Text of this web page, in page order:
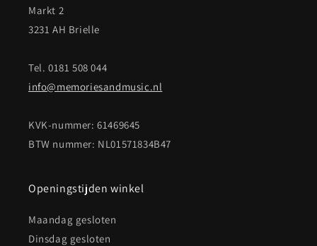
Markt 2
3231 AH Brielle
Tel. 0181 508 044
info@memoriesandmusic.nl
KVK-nummer: 61469645
BTW nummer: NL01571834B47
Openingstijden winkel
Maandag gesloten
Dinsdag gesloten